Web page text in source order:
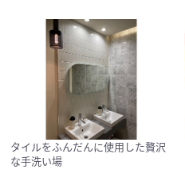
タイルをふんだんに使用した贅沢
な手洗い場